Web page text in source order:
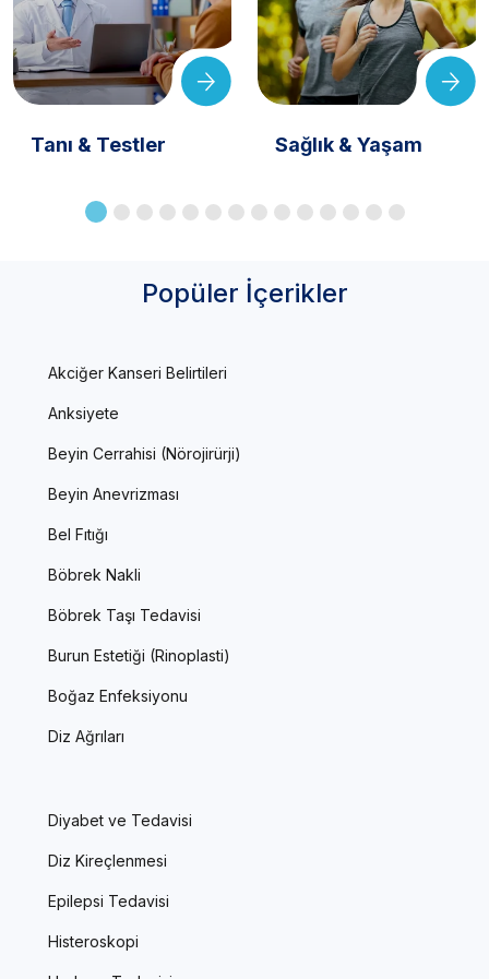
Tanı & Testler Sağlık & Yaşam
Popüler İçerikler
Akciğer Kanseri Belirtileri
Anksiyete
Beyin Cerrahisi (Nörojirürji)
Beyin Anevrizması
Bel Fıtığı
Böbrek Nakli
Böbrek Taşı Tedavisi
Burun Estetiği (Rinoplasti)
Boğaz Enfeksiyonu
Diz Ağrıları
Diyabet ve Tedavisi
Diz Kireçlenmesi
Epilepsi Tedavisi
Histeroskopi